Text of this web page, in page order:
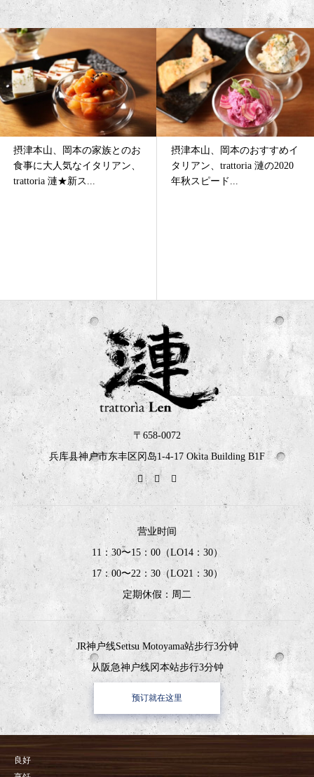
摂津本山、岡本の家族とのお
食事に大人気なイタリアン、
trattoria 漣★新ス...
摂津本山、岡本のおすすめイ
タリアン、trattoria 漣の2020
年秋スピード...
〒658-0072
兵库县神户市东丰区冈岛1-4-17 Okita Building B1F
营业时间
11：30〜15：00（LO14：30）
17：00〜22：30（LO21：30）
定期休假：周二
JR神户线Settsu Motoyama站步行3分钟
从阪急神户线冈本站步行3分钟
预订就在这里
良好